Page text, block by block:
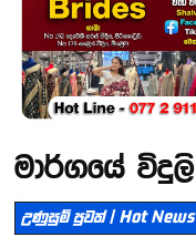
මාර්ගයේ
උණුසුම් පුවත් | Hot News